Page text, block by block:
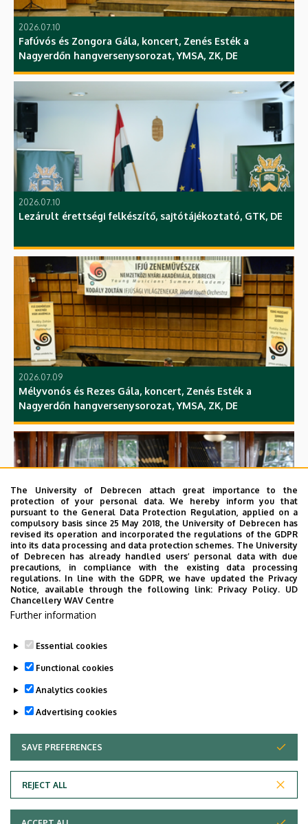
2026.07.10
Fafúvós és Zongora Gála, koncert, Zenés Esték a
Nagyerdőn hangversenysorozat, YMSA, ZK, DE
2026.07.10
Lezárult érettségi felkészítő, sajtótájékoztató, GTK, DE
2026.07.09
Mélyvonós és Rezes Gála, koncert, Zenés Esték a
Nagyerdőn hangversenysorozat, YMSA, ZK, DE
2026.07.09
Adományátadó, HUNÉP, Gyermekgyógyászati Klinika,
KK, DE
The University of Debrecen attach great importance to the
protection of your personal data. We hereby inform you that
pursuant to the General Data Protection Regulation, applied on a
compulsory basis since 25 May 2018, the University of Debrecen has
revised its operation and incorporated the regulations of the GDPR
into its data processing and data protection schemes. The University
of Debrecen has already handled users’ personal data with due
precautions, in compliance with the existing data processing
regulations. In line with the GDPR, we have updated the Privacy
Notice, available through the following link: Privacy Policy. UD
Chancellery WAV Centre
Further information
Essential cookies
Functional cookies
Analytics cookies
Advertising cookies
SAVE PREFERENCES
REJECT ALL
WITHDRAW CONSENT